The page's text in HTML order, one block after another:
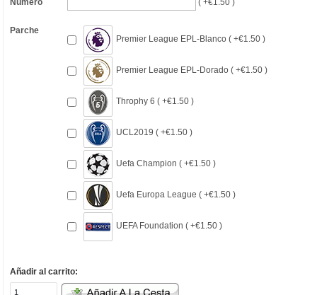
Número ( +€1.50 )
Parche
Premier League EPL-Blanco ( +€1.50 )
Premier League EPL-Dorado ( +€1.50 )
Throphy 6 ( +€1.50 )
UCL2019 ( +€1.50 )
Uefa Champion ( +€1.50 )
Uefa Europa League ( +€1.50 )
UEFA Foundation ( +€1.50 )
Añadir al carrito: